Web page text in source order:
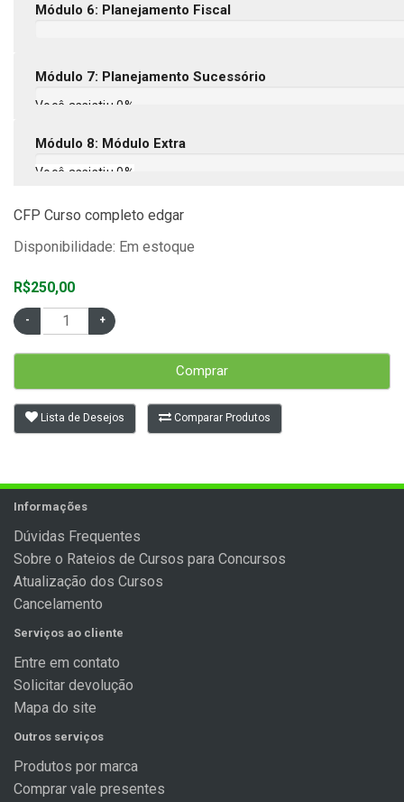
Módulo 6: Planejamento Fiscal
Módulo 7: Planejamento Sucessório
Você assistiu 0%
Módulo 8: Módulo Extra
Você assistiu 0%
CFP Curso completo edgar
Disponibilidade: Em estoque
R$250,00
Comprar
Lista de Desejos Comparar Produtos
Informações
Dúvidas Frequentes
Sobre o Rateios de Cursos para Concursos
Atualização dos Cursos
Cancelamento
Serviços ao cliente
Entre em contato
Solicitar devolução
Mapa do site
Outros serviços
Produtos por marca
Comprar vale presentes